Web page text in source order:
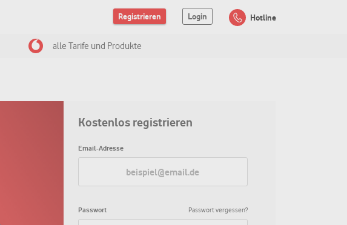
Registrieren Login Hotline
alle Tarife und Produkte
Kostenlos registrieren
Email-Adresse
Passwort Passwort vergessen?